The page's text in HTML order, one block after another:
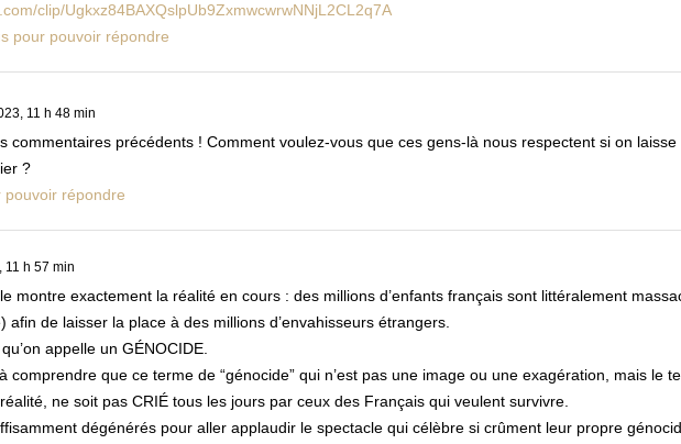
clip/Ugkxz84BAXQslpUb9ZxmwcwrwNNjL2CL2q7A
pour pouvoir répondre
11 h 48 min
commentaires précédents ! Comment voulez-vous que ces gens-là nous respectent si on laisse
?
répondre
11 h 57 min
montre exactement la réalité en cours : des millions d’enfants français sont littéralement
afin de laisser la place à des millions d’envahisseurs étrangers.
appelle un GÉNOCIDE.
comprendre que ce terme de “génocide” qui n’est pas une image ou une exagération, mais le
ne soit pas CRIÉ tous les jours par ceux des Français qui veulent survivre.
dégénérés pour aller applaudir le spectacle qui célèbre si crûment leur propre